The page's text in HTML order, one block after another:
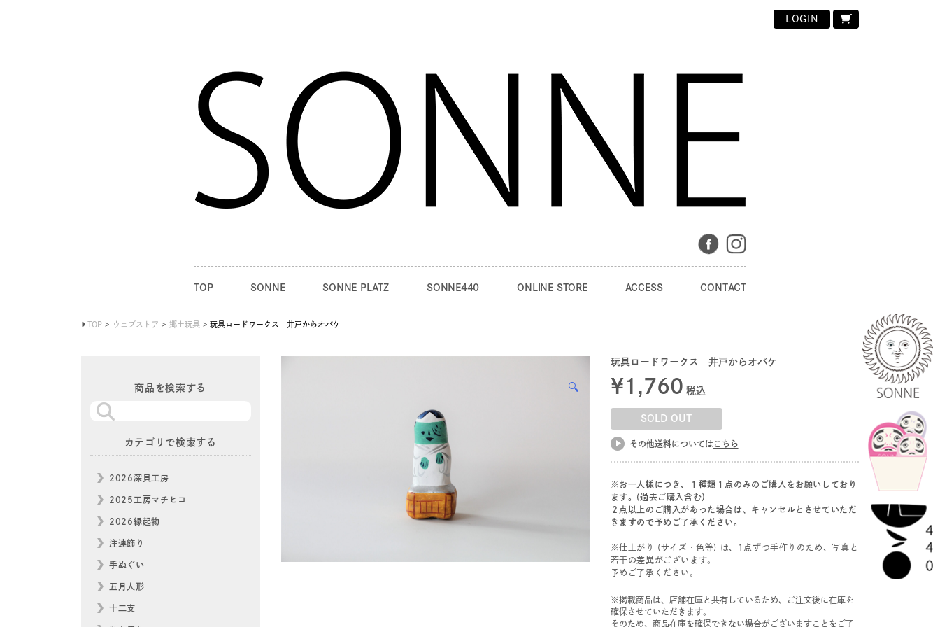
LOGIN
TOP SONNE SONNE PLATZ SONNE440 ONLINE STORE ACCESS CONTACT
TOP ウェブストア 郷土玩具 玩具ロードワークス 井戸からオバケ
🔍
玩具ロードワークス 井戸からオバケ
¥1,760 税込
SOLD OUT
その他送料については こちら
※お一人様につき、１種類１点のみのご購入をお願いしており
ます。(過去ご購入含む）
２点以上のご購入があった場合は、キャンセルとさせていただ
きますので予めご了承ください。
※仕上がり (サイズ・色等) は、1点ずつ手作りのため、写真と
若干の差異がございます。
予めご了承ください。
※掲載商品は、店舗在庫と共有しているため、ご注文後に在庫を
確保させていただきます。
そのため、商品在庫を確保できない場合がございますことをご了
商品を検索する
カテゴリで検索する
2026深貝工房
2025工房マチヒコ
2026縁起物
注連飾り
手ぬぐい
五月人形
十二支